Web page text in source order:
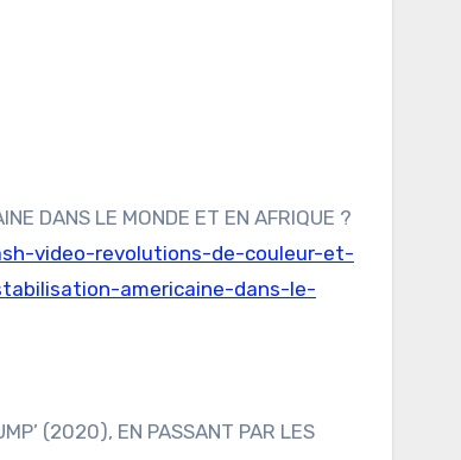
DANS LE MONDE ET EN AFRIQUE ?
video-revolutions-de-couleur-et-
americaine-dans-le-
(2020), EN PASSANT PAR LES